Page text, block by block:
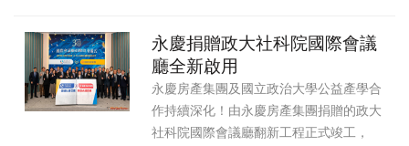
永慶捐贈政大社科院國際會議
廳全新啟用
永慶房產集團及國立政治大學公益產學合
作持續深化！由永慶房產集團捐贈的政大
社科院國際會議廳翻新工程正式竣工，